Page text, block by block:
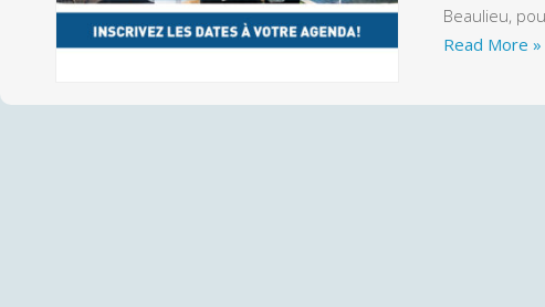
Beaulieu,
Read More »